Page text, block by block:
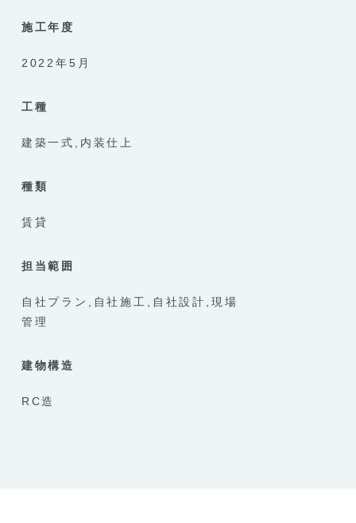
施工年度
2022年5月
工種
建築一式 内装仕上
種類
賃貸
担当範囲
自社プラン 自社施工 自社設計
現場
管理
建物構造
RC造